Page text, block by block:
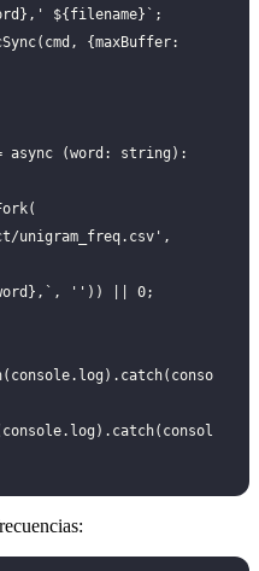
${filename}`;
async (word: string):
dict/unigram_freq.csv',
'')) || 0;